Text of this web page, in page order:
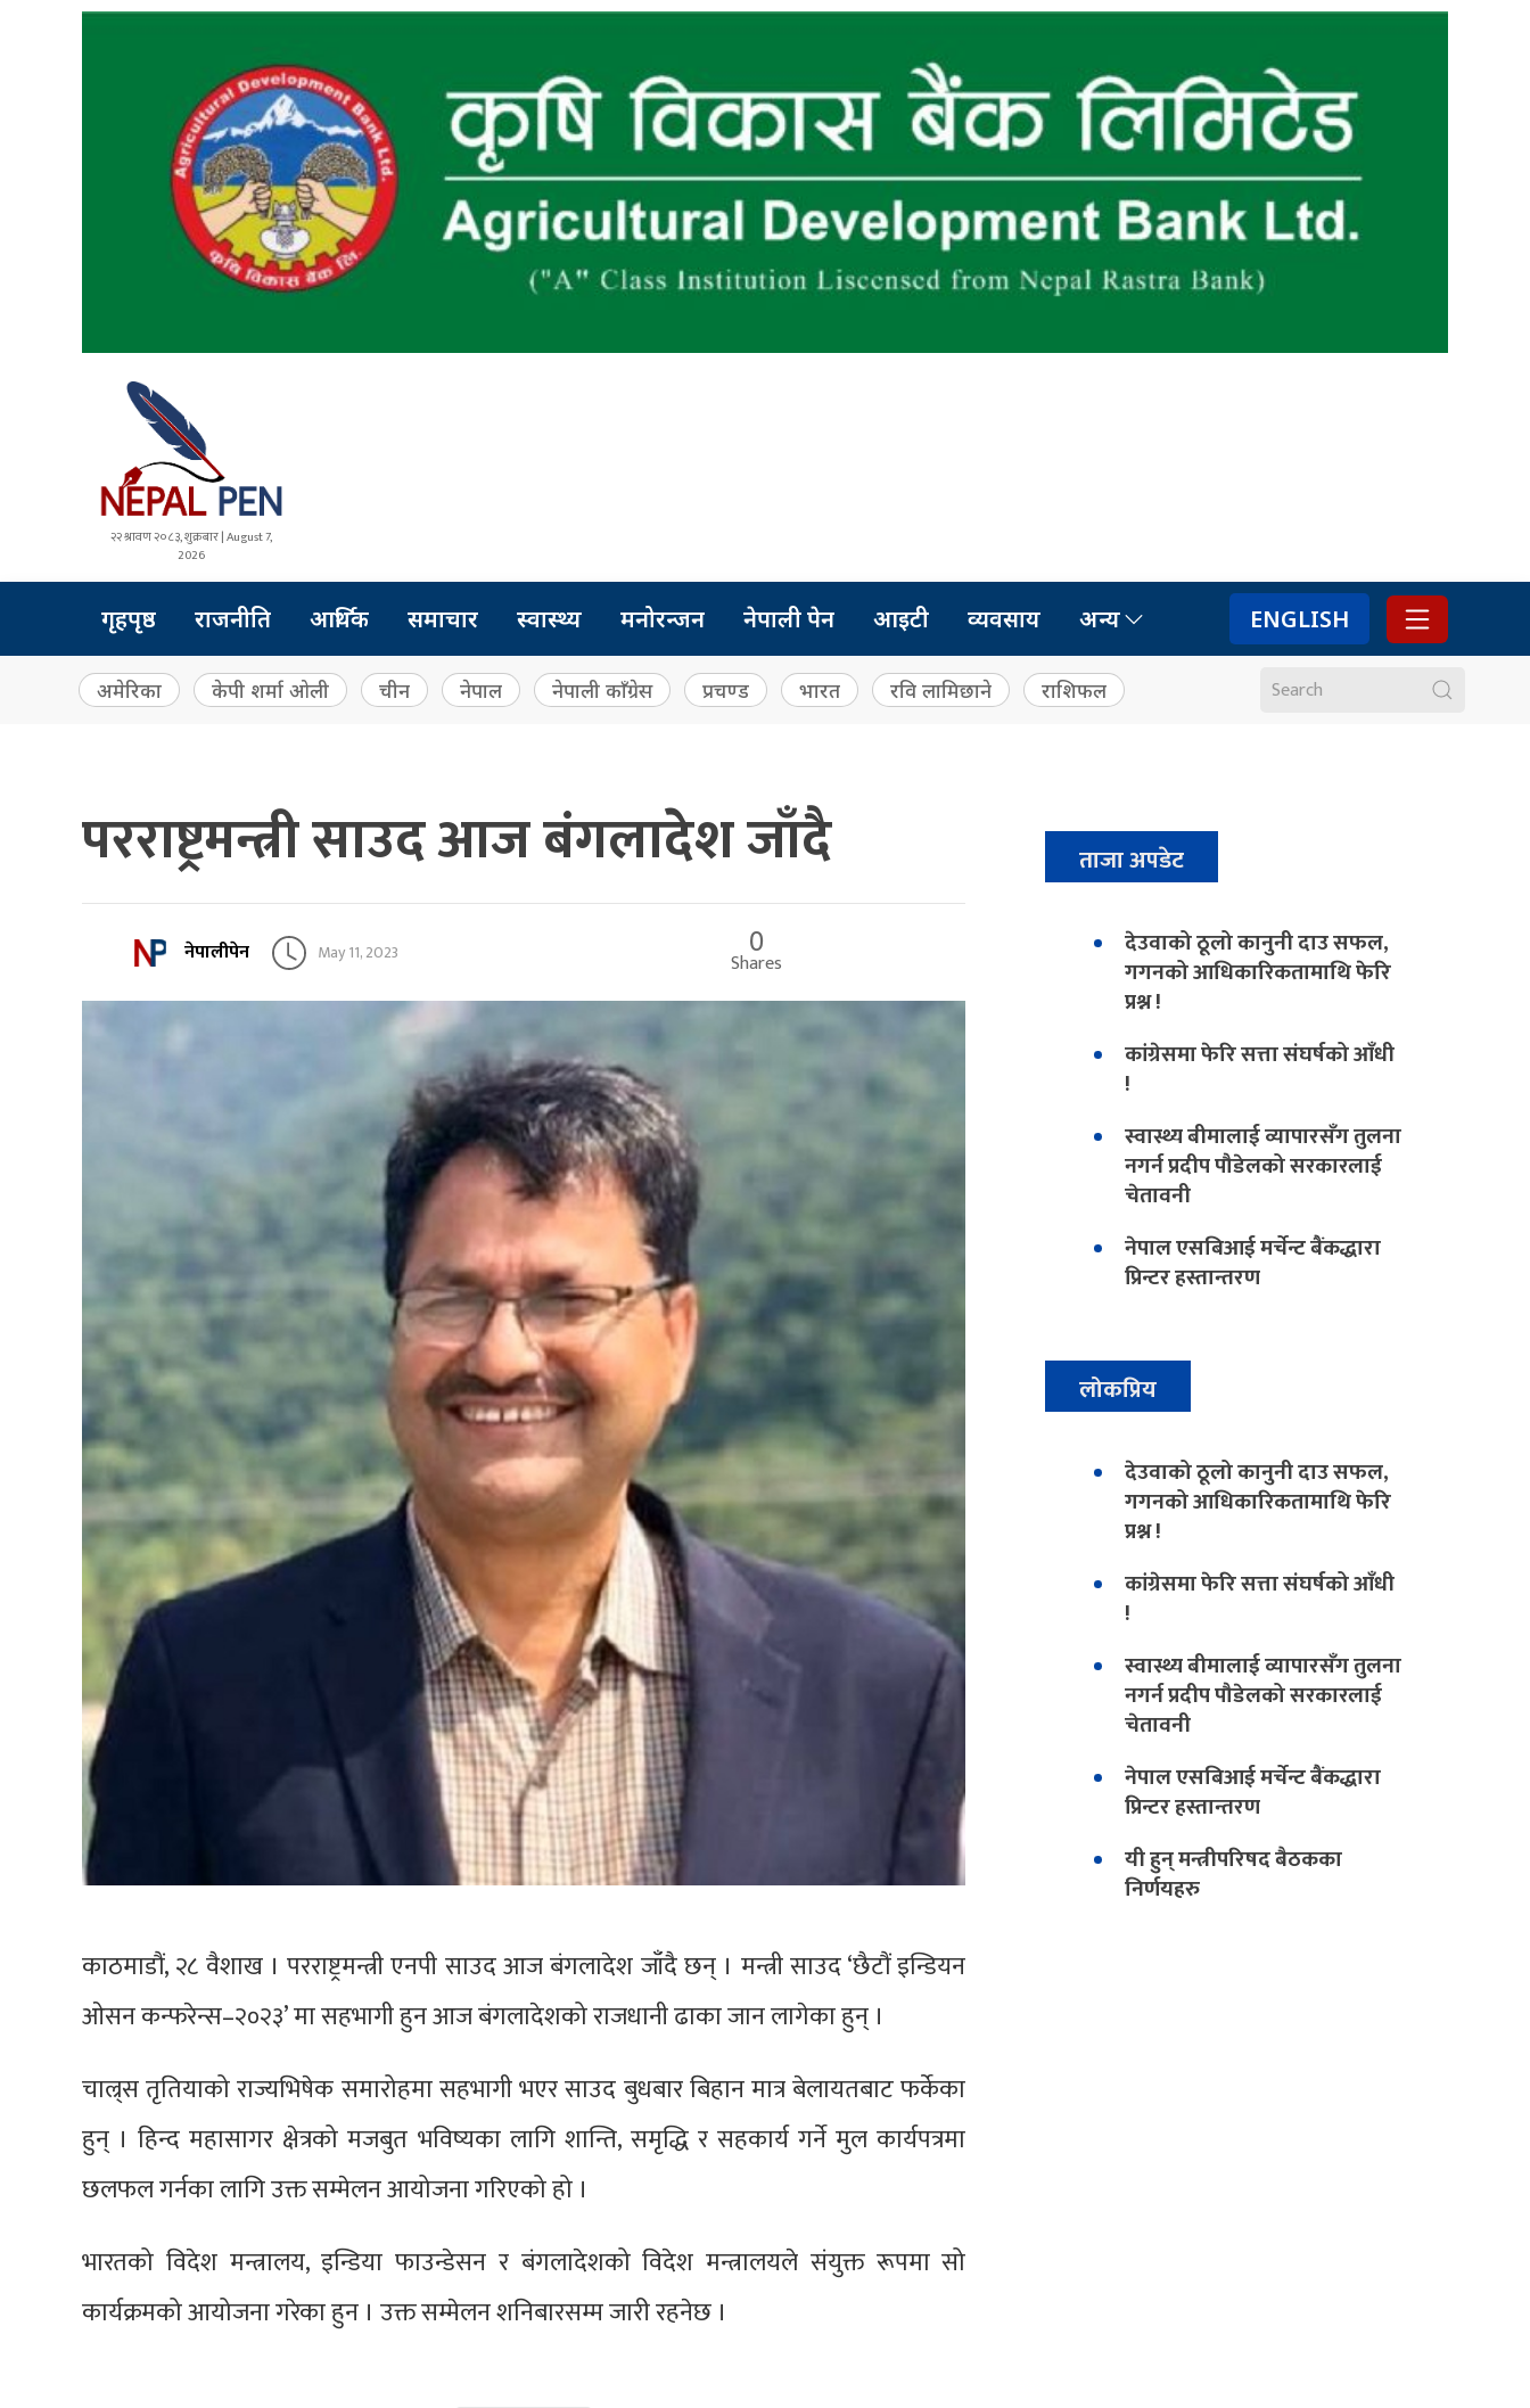
२२ श्रावण २०८३, शुक्रबार | August 7,
2026
गृहपृष्ठ राजनीति आर्थिक समाचार स्वास्थ्य मनोरन्जन नेपाली पेन आइटी व्यवसाय अन्य ENGLISH
अमेरिका केपी शर्मा ओली चीन नेपाल नेपाली काँग्रेस प्रचण्ड भारत रवि लामिछाने राशिफल
परराष्ट्रमन्त्री साउद आज बंगलादेश जाँदै
नेपालीपेन May 11, 2023 0
Shares
काठमाडौं, २८ वैशाख । परराष्ट्रमन्त्री एनपी साउद आज बंगलादेश जाँदै छन् । मन्त्री साउद ‘छैटौं इन्डियन
ओसन कन्फरेन्स–२०२३’ मा सहभागी हुन आज बंगलादेशको राजधानी ढाका जान लागेका हुन् ।
चाल्र्स तृतियाको राज्यभिषेक समारोहमा सहभागी भएर साउद बुधबार बिहान मात्र बेलायतबाट फर्केका
हुन् । हिन्द महासागर क्षेत्रको मजबुत भविष्यका लागि शान्ति, समृद्धि र सहकार्य गर्ने मुल कार्यपत्रमा
छलफल गर्नका लागि उक्त सम्मेलन आयोजना गरिएको हो ।
भारतको विदेश मन्त्रालय, इन्डिया फाउन्डेसन र बंगलादेशको विदेश मन्त्रालयले संयुक्त रूपमा सो
कार्यक्रमको आयोजना गरेका हुन । उक्त सम्मेलन शनिबारसम्म जारी रहनेछ ।
ताजा अपडेट
देउवाको ठूलो कानुनी दाउ सफल,
गगनको आधिकारिकतामाथि फेरि
प्रश्न !
कांग्रेसमा फेरि सत्ता संघर्षको आँधी
!
स्वास्थ्य बीमालाई व्यापारसँग तुलना
नगर्न प्रदीप पौडेलको सरकारलाई
चेतावनी
नेपाल एसबिआई मर्चेन्ट बैंकद्धारा
प्रिन्टर हस्तान्तरण
लोकप्रिय
देउवाको ठूलो कानुनी दाउ सफल,
गगनको आधिकारिकतामाथि फेरि
प्रश्न !
कांग्रेसमा फेरि सत्ता संघर्षको आँधी
!
स्वास्थ्य बीमालाई व्यापारसँग तुलना
नगर्न प्रदीप पौडेलको सरकारलाई
चेतावनी
नेपाल एसबिआई मर्चेन्ट बैंकद्धारा
प्रिन्टर हस्तान्तरण
यी हुन् मन्त्रीपरिषद बैठकका
निर्णयहरु